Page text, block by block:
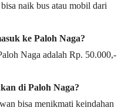
naik bus atau mobil dari
ke Paloh Naga?
Naga adalah Rp. 50.000,-
di Paloh Naga?
bisa menikmati keindahan